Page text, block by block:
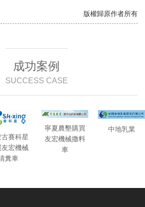
版權歸原作者所有
成功案例
SUCCESS CASE
古賽科星
友宏機械
糞車
寧夏農墾購買
友宏機械撒料
車
中地乳業